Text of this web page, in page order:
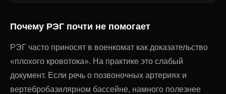
Почему РЭГ почти не помогает
РЭГ часто приносят в военкомат как доказательство
«плохого кровотока». На практике это слабый
документ. Если речь о позвоночных артериях и
вертебробазилярном бассейне, намного полезнее